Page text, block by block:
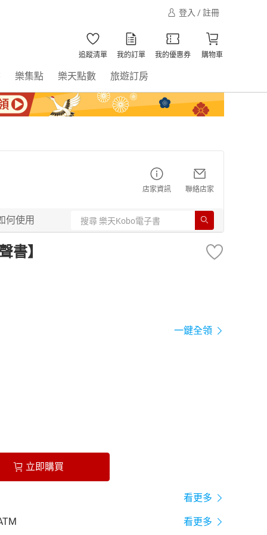
登入 / 註冊
追蹤清單 我的訂單 我的優惠券 購物車
樂集點 樂天點數 旅遊訂房
店家資訊 聯絡店家
何使用
書】
一鍵全領
立即購買
看更多
看更多